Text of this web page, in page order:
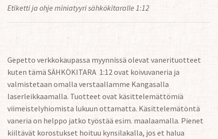
Etiketti ja ohje miniatyyri sähkökitaralle 1:12
Gepetto verkkokaupassa myynnissä olevat vanerituotteet
kuten tämä SÄHKÖKITARA 1:12 ovat koivuvaneria ja
valmistetaan omalla verstaallamme Kangasalla
laserleikkaamalla. Tuotteet ovat käsittelemättömiä
viimeistelyhiomista lukuun ottamatta. Käsittelemätöntä
vaneria on helppo jatko työstää esim. maalaamalla. Pienet
kiiltävät korostukset hoituu kynsilakalla, jos et halua